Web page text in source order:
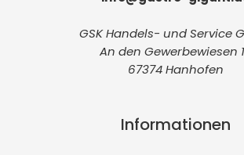
GSK Handels- und Service
An den Gewerbewiesen
67374 Hanhofen
Informationen